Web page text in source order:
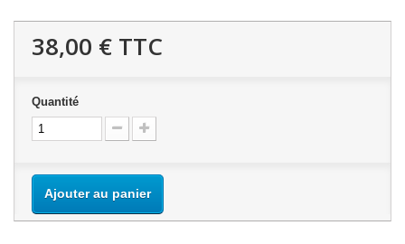
38,00 € TTC
Quantité
Ajouter au panier